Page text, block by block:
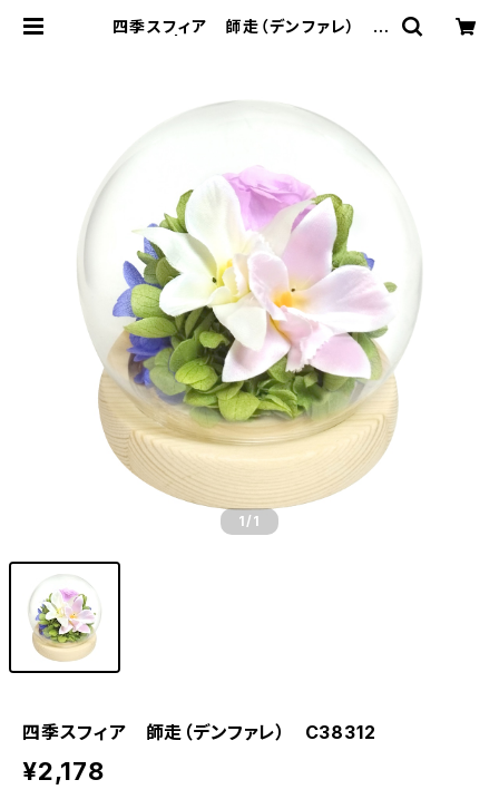
四季スフィア 師走（デンファレ） C
1 /1
四季スフィア 師走（デンファレ） C38312
¥2,178